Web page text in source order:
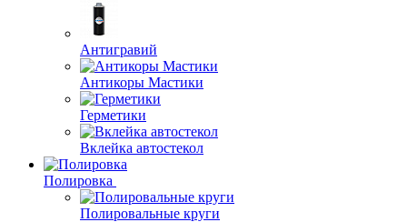
Антигравий
Антикоры Мастики
Герметики
Вклейка автостекол
Полировка
Полировальные круги